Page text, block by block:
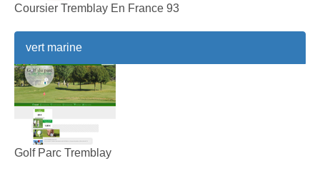
Coursier Tremblay En France 93
vert marine
Golf Parc Tremblay